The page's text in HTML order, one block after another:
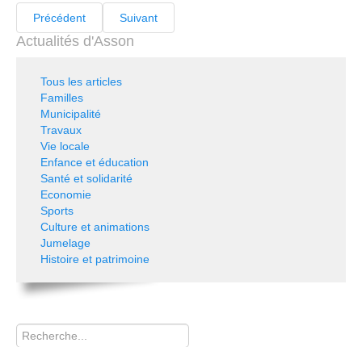
Précédent Suivant
Actualités d'Asson
Tous les articles
Familles
Municipalité
Travaux
Vie locale
Enfance et éducation
Santé et solidarité
Economie
Sports
Culture et animations
Jumelage
Histoire et patrimoine
Rechercher